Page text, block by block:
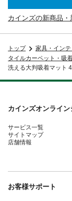
カインズの新商品・
トップ 家具・インテ
タイルカーペット・吸
洗える大判吸着マット
カインズオンライン
サービス一覧
サイトマップ
店舗情報
お客様サポート